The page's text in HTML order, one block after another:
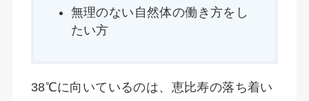
無理のない自然体の働き方をし
たい方
38℃に向いているのは、恵比寿の落ち着い